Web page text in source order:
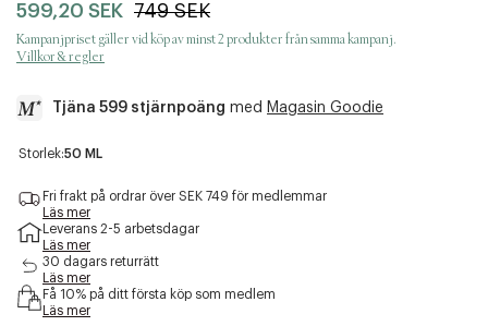
Länk
till
599,20 SEK 749 SEK
Kampanjpriset gäller vid köp av minst 2 produkter från samma kampanj.
Villkor & regler
Tjäna 599 stjärnpoäng med Magasin Goodie
a
c
s
b
i
Storlek:50 ML
Fri frakt på ordrar över SEK 749 för medlemmar
Läs mer
Leverans 2-5 arbetsdagar
Läs mer
30 dagars returrätt
Läs mer
Få 10% på ditt första köp som medlem
Läs mer